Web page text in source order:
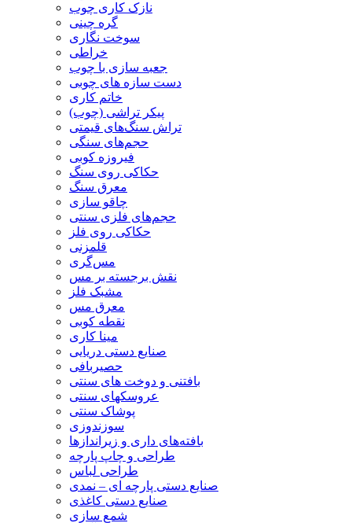
نازک کاری چوب
گره چینی
سوخت نگاری
خراطی
جعبه سازی با چوب
دست سازه های چوبی
خاتم کاری
پیکر تراشی (چوب)
تراش سنگ‌های قیمتی
حجم‌های سنگی
فیروزه کوبی
حکاکی روی سنگ
معرق سنگ
چاقو سازی
حجم‌های فلزی سنتی
حکاکی روی فلز
قلمزنی
مس‌گری
نقش برجسته بر مس
مشبک فلز
معرق مس
نقطه کوبی
مینا کاری
صنایع دستی دریایی
حصیربافی
بافتنی‌ و دوخت های سنتی
عروسکهای سنتی
پوشاک سنتی
سوزندوزی
بافته‌های داری و زیراندازها
طراحی و چاپ پارچه
طراحی لباس
صنایع دستی پارچه ای – نمدی
صنایع دستی کاغذی
شمع سازی